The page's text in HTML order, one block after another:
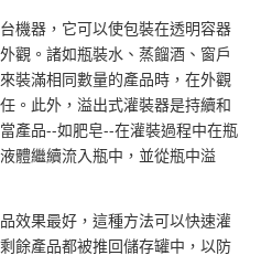
機器，它可以使包裝在透明容器
觀。諸如瓶裝水、蒸餾酒、窗戶
裝滿相同數量的產品時，在外觀
。此外，溢出式灌裝器是持續和
產品--如肥皂--在灌裝過程中在瓶
體繼續流入瓶中，並從瓶中溢
效果最好，這種方法可以快速灌
餘產品都被推回儲存罐中，以防